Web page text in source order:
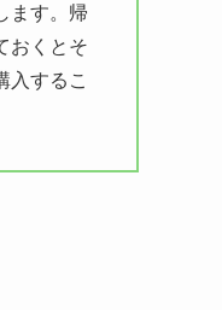
ます。帰
おくとそ
入するこ